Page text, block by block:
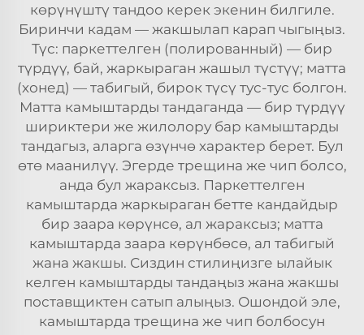
көрүнүштү тандоо керек экенин билгиле.
Биринчи кадам — жакшылап карап чыгыңыз.
Түс: паркеттелген (полированный) — бир
түрдүү, бай, жаркыраган жашыл түстүү; матта
(хонед) — табигый, бирок түсү тус-тус болгон.
Матта камыштарды тандаганда — бир түрдүү
шириктери же жилолору бар камыштарды
тандагыз, аларга өзүнчө характер берет. Бул
өтө маанилүү. Эгерде трещина же чип болсо,
анда бул жараксыз. Паркеттелген
камыштарда жаркыраган бетте кандайдыр
бир заара көрүнсө, ал жараксыз; матта
камыштарда заара көрүнбөсө, ал табигый
жана жакшы. Сиздин стилиңизге ылайык
келген камыштарды тандаңыз жана жакшы
поставщиктен сатып алыңыз. Ошондой эле,
камыштарда трещина же чип болбосун